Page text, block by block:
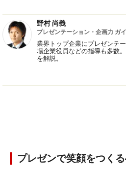
野村 尚義
プレゼンテーション・企画力 ガ
業界トップ企業にプレゼンテ
場企業役員などの指導も多数
を解説。
プレゼンで笑顔をつく